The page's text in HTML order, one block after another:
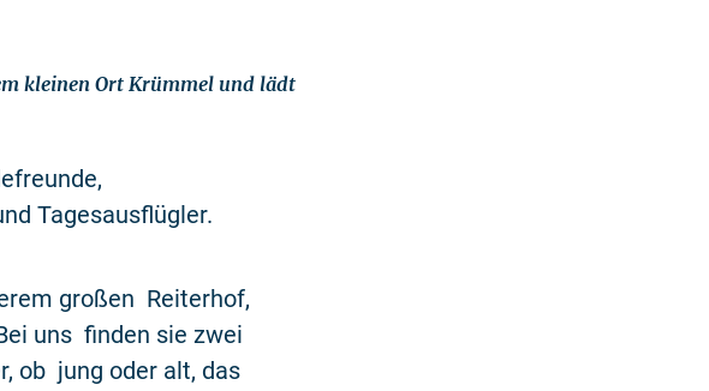
kleinen Ort Krümmel und lädt
Tagesausflügler.
großen Reiterhof,
uns finden sie zwei
ob jung oder alt, das